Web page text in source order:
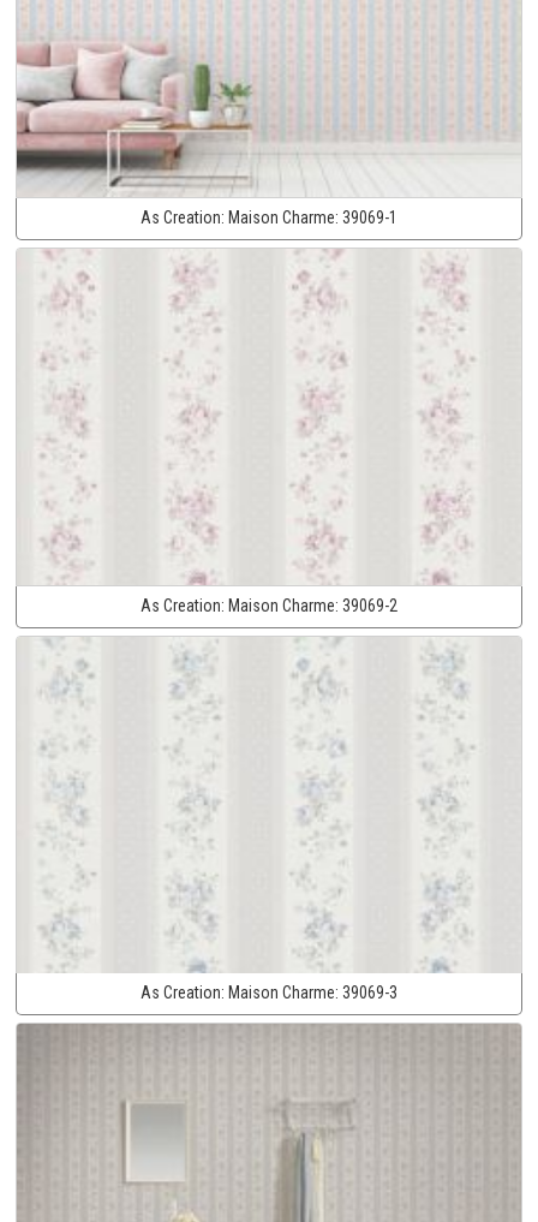
As Creation: Maison Charme: 39069-1
As Creation: Maison Charme: 39069-2
As Creation: Maison Charme: 39069-3